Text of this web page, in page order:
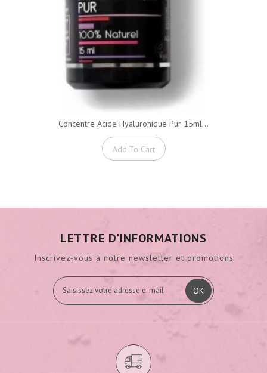
Concentre Acide Hyaluronique Pur 15ml...
Add To Cart
LETTRE D'INFORMATIONS
Inscrivez-vous à notre newsletter et promotions
OK